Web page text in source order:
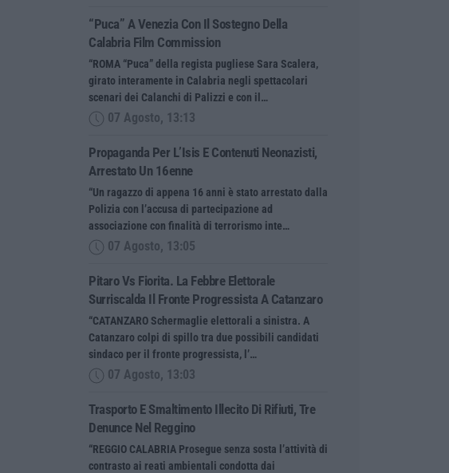
“Puca” A Venezia Con Il Sostegno Della
Calabria Film Commission
“ROMA “Puca” della regista pugliese Sara Scalera,
girato interamente in Calabria negli spettacolari
scenari dei Calanchi di Palizzi e con il…
07 Agosto, 13:13
Propaganda Per L’Isis E Contenuti Neonazisti,
Arrestato Un 16enne
“Un ragazzo di appena 16 anni è stato arrestato dalla
Polizia con l’accusa di partecipazione ad
associazione con finalità di terrorismo inte…
07 Agosto, 13:05
Pitaro Vs Fiorita. La Febbre Elettorale
Surriscalda Il Fronte Progressista A Catanzaro
“CATANZARO Schermaglie elettorali a sinistra. A
Catanzaro colpi di spillo tra due possibili candidati
sindaco per il fronte progressista, l’…
07 Agosto, 13:03
Trasporto E Smaltimento Illecito Di Rifiuti, Tre
Denunce Nel Reggino
“REGGIO CALABRIA Prosegue senza sosta l’attività di
contrasto ai reati ambientali condotta dai